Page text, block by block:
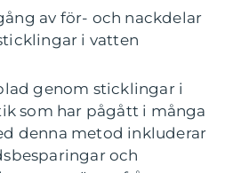
av för- och nackdelar
i vatten
genom sticklingar i
som har pågått i många
denna metod inkluderar
och